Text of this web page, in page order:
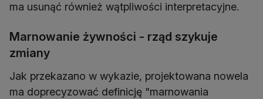
ma usunąć również wątpliwości interpretacyjne.
Marnowanie żywności - rząd szykuje
zmiany
Jak przekazano w wykazie, projektowana nowela
ma doprecyzować definicję "marnowania